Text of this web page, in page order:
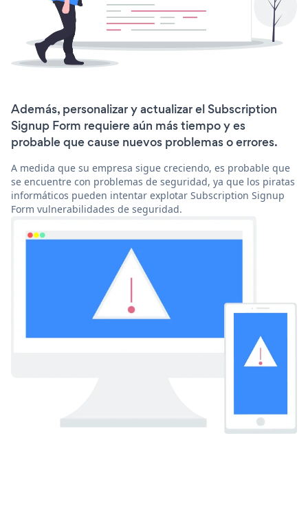
Además, personalizar y actualizar el Subscription
Signup Form requiere aún más tiempo y es
probable que cause nuevos problemas o errores.
A medida que su empresa sigue creciendo, es probable que
se encuentre con problemas de seguridad, ya que los piratas
informáticos pueden intentar explotar Subscription Signup
Form vulnerabilidades de seguridad.